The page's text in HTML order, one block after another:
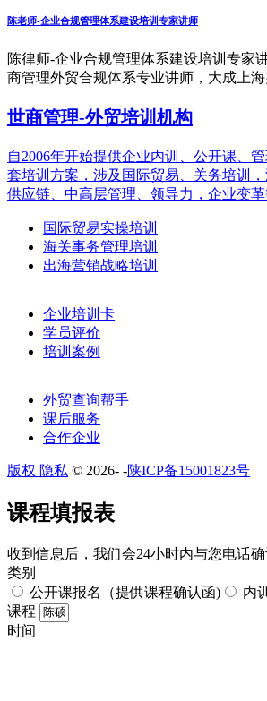
陈老师-企业合规管理体系建设培训专家讲师
陈律师-企业合规管理体系建设培训专家
商管理外贸合规体系专业讲师，大成上
世商管理-外贸培训机构
自2006年开始提供企业内训、公开课、
套培训方案，涉及国际贸易、关务培训
供应链、中高层管理、领导力，企业变革
国际贸易实操培训
海关事务管理培训
出海营销战略培训
企业培训卡
学员评价
培训案例
外贸查询帮手
课后服务
合作企业
版权 隐私 © 2026- -陕ICP备15001823号
课程填报表​
收到信息后，我们会24小时内与您电话确
类别
公开课报名（提供课程确认函)
内训
课程
时间